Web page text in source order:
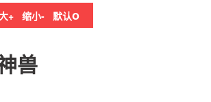
+ 缩小- 默认o
兽